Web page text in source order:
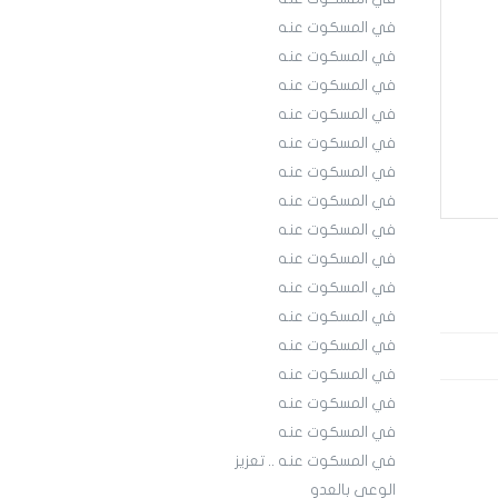
في المسكوت عنه
في المسكوت عنه
في المسكوت عنه
في المسكوت عنه
في المسكوت عنه
في المسكوت عنه
في المسكوت عنه
في المسكوت عنه
في المسكوت عنه
في المسكوت عنه
في المسكوت عنه
في المسكوت عنه
في المسكوت عنه
في المسكوت عنه
في المسكوت عنه
في المسكوت عنه .. تعزيز
الوعي بالعدو